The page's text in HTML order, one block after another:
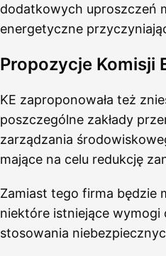
dodatkowych uproszczeń
energetyczne
Propozycje Komisji
KE zaproponowała też
poszczególne zakłady
zarządzania
mające na celu redukcję
Zamiast tego firma będzie
niektóre istniejące wymogi
stosowania